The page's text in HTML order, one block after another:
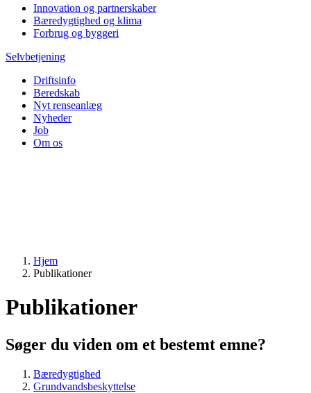
Innovation og partnerskaber
Bæredygtighed og klima
Forbrug og byggeri
Selvbetjening
Driftsinfo
Beredskab
Nyt renseanlæg
Nyheder
Job
Om os
Hjem
Publikationer
Publikationer
Søger du viden om et bestemt emne?
Bæredygtighed
Grundvandsbeskyttelse